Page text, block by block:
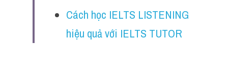
Listening Cách học IELTS LISTENING
hiệu quả với IELTS TUTOR